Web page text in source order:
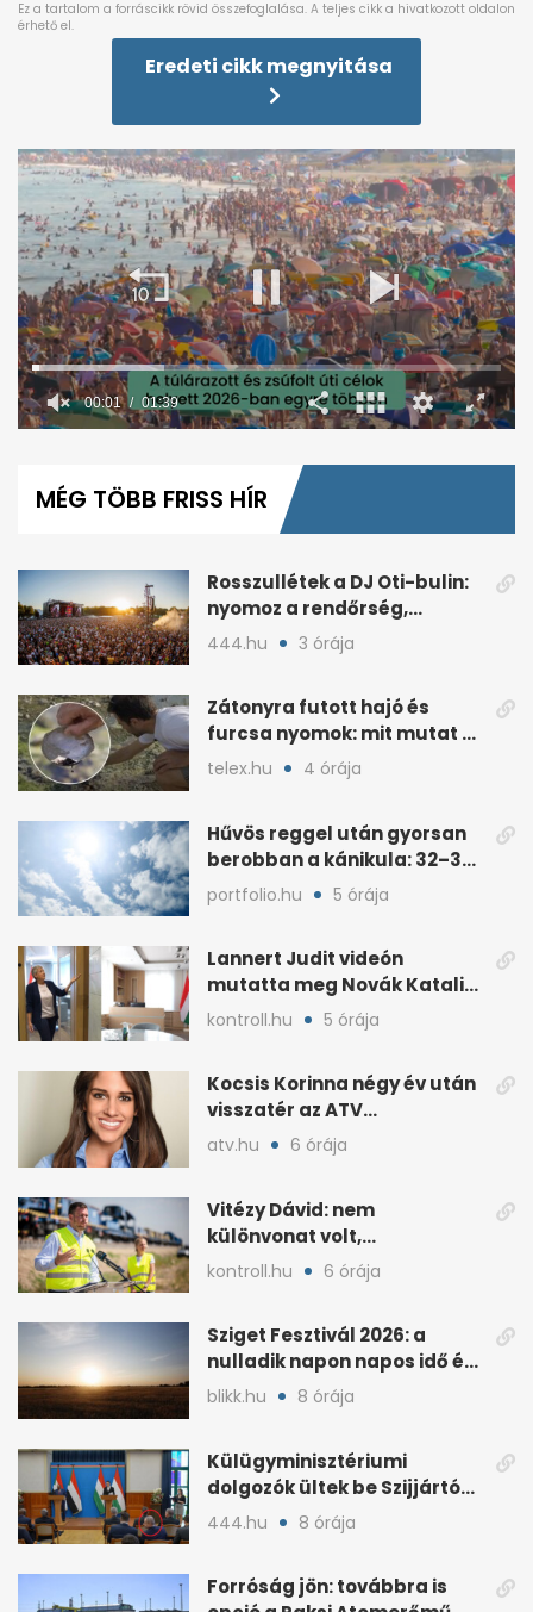
Eredeti cikk megnyitása
minute,
00:02 01:39
MÉG TÖBB FRISS HÍR
Rosszullétek a DJ Oti-bulin:
nyomoz a rendőrség,
tanúkat hallgattak ki
444.hu 3 órája
Zátonyra futott hajó és
furcsa nyomok: mit mutat az
apadó Duna
telex.hu 4 órája
Hűvös reggel után gyorsan
berobban a kánikula: 32–37
fok jön
portfolio.hu 5 órája
Lannert Judit videón
mutatta meg Novák Katalin
korábbi irodáját
kontroll.hu 5 órája
Kocsis Korinna négy év után
visszatér az ATV
képernyőjére,
szeptembertől
atv.hu 6 órája
Vitézy Dávid: nem
különvonat volt,
próbameneten utazott
kontroll.hu 6 órája
Sziget Fesztivál 2026: a
nulladik napon napos idő és
kánikula jön
blikk.hu 8 órája
Külügyminisztériumi
dolgozók ültek be Szijjártó
sajtótájékoztatóira
444.hu 8 órája
Forróság jön: továbbra is